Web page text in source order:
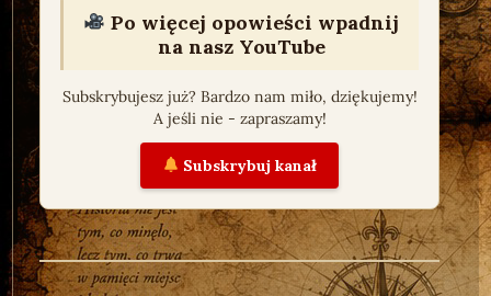
Po więcej opowieści wpadnij
na nasz YouTube
Subskrybujesz już? Bardzo nam miło, dziękujemy!
A jeśli nie - zapraszamy!
Subskrybuj kanał